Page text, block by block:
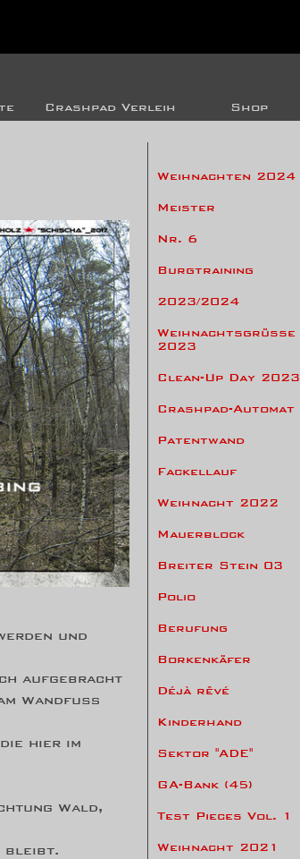
Crashpad Verleih Shop
und
aufgebracht
Wandfuß
hier im
Wald,
bleibt.
Weihnachten 2024
Meister
Nr. 6
Burgtraining
2023/2024
Weihnachtsgrüsse
2023
Clean-Up Day 2023
Crashpad-Automat
Patentwand
Fackellauf
Weihnacht 2022
Mauerblock
Breiter Stein 03
Polio
Berufung
Borkenkäfer
Déjà rêvé
Kinderhand
Sektor "ADE"
GA-Bank (45)
Test Pieces Vol. 1
Weihnacht 2021